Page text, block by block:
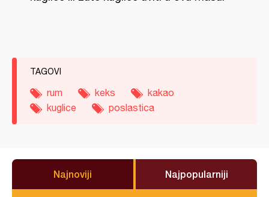
TAGOVI
rum keks
kakao
kuglice
poslastica
Najnoviji Najpopularniji